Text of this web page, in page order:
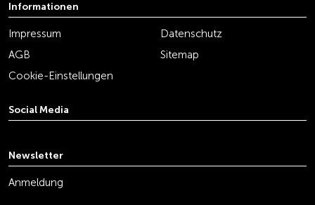
Informationen
Impressum
Datenschutz
AGB
Sitemap
Cookie-Einstellungen
Social Media
Newsletter
Anmeldung